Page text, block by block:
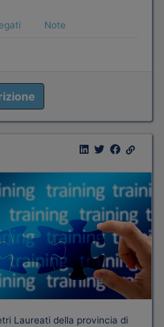
Note
Laureati della provincia di